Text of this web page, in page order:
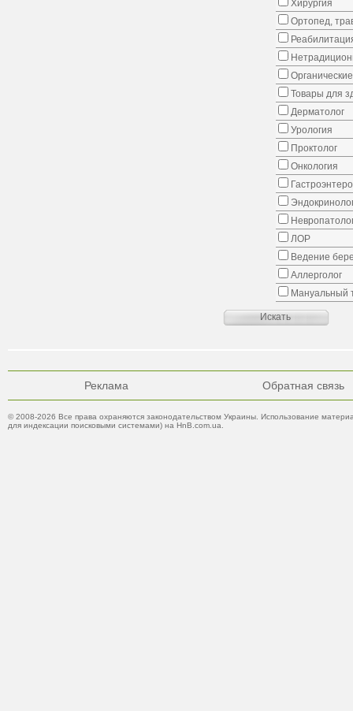
Хирургия
Ортопед,
Товары для
Дерматолог
Урология
Проктолог
Онкология
ЛОР
Ведение
Аллерголог
Мануальный
Реклама Обратная связь
© 2008-2026 Все права охраняются законодательством Украины. Использование
для индексации поисковыми системами) на HnB.com.ua.